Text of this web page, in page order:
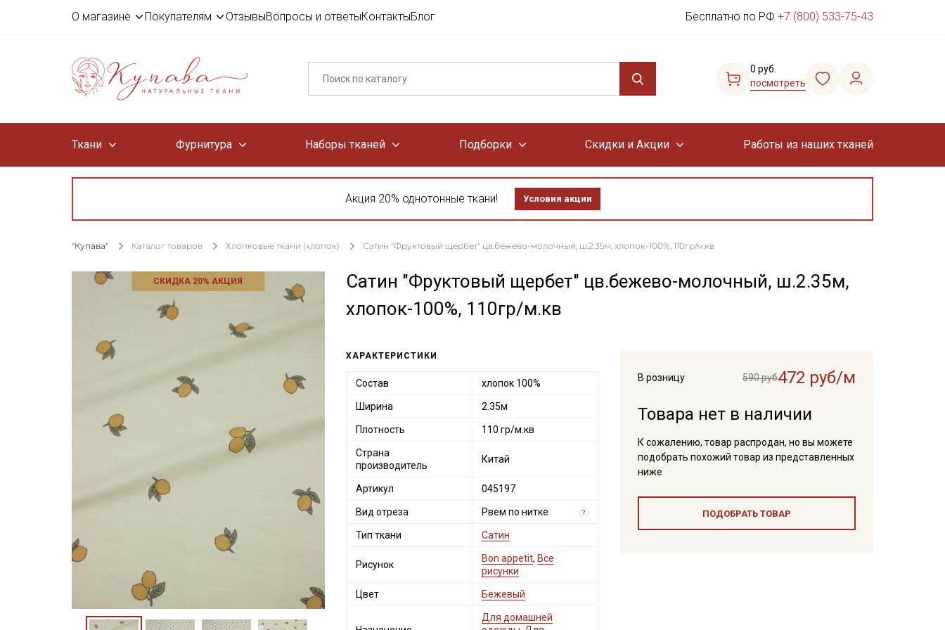
О магазине Покупателям ОтзывыВопросы и ответыКонтактыБлог Бесплатно по РФ +7 (800) 533-75-43
0 руб.
посмотреть
Ткани Фурнитура Наборы тканей Подборки Скидки и Акции Работы из наших тканей
Акция 20% однотонные ткани! Условия акции
"Купава" Каталог товаров Хлопковые ткани (хлопок) Сатин "Фруктовый щербет" цв.бежево-молочный, ш.2.35м, хлопок-100%, 110гр/м.кв
СКИДКА 20% АКЦИЯ
Сатин "Фруктовый щербет" цв.бежево-молочный, ш.2.35м,
хлопок-100%, 110гр/м.кв
В розницу 590 руб472 руб/м
Товара нет в наличии
К сожалению, товар распродан, но вы можете
подобрать похожий товар из представленных
ниже
ПОДОБРАТЬ ТОВАР
ХАРАКТЕРИСТИКИ
Состав хлопок 100%
Ширина 2.35м
Плотность 110 гр/м.кв
Страна
производитель
Китай
Артикул 045197
Вид отреза Рвем по нитке ?
Тип ткани Сатин
Рисунок
Bon appetit, Все
рисунки
Цвет Бежевый
Для домашней